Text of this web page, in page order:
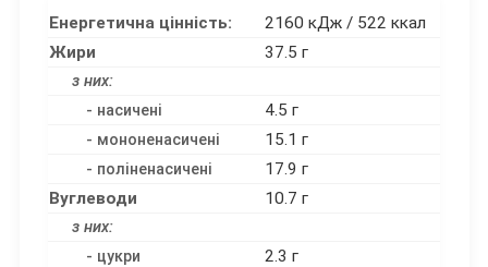
Енергетична цінність:
2160 кДж / 522 ккал
Жири
37.5 г
з них:
- насичені 4.5 г
- мононенасичені 15.1 г
- поліненасичені
17.9 г
Вуглеводи
10.7 г
з них:
- цукри
2.3 г